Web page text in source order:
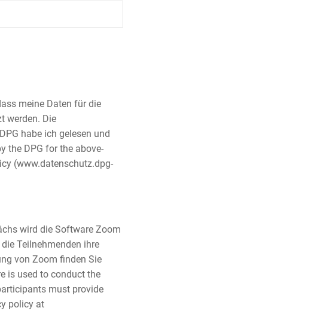
meine Daten für die
werden. Die
habe ich gelesen und
the DPG for the above-
(www.datenschutz.dpg-
wird die Software Zoom
Teilnehmenden ihre
von Zoom finden Sie
is used to conduct the
must provide
policy at